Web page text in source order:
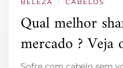
BELEZA / CABELOS
Qual melhor
mercado ? Veja